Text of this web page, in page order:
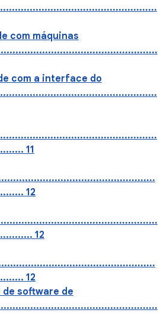
com máquinas
com a interface do
11
12
12
12
software de